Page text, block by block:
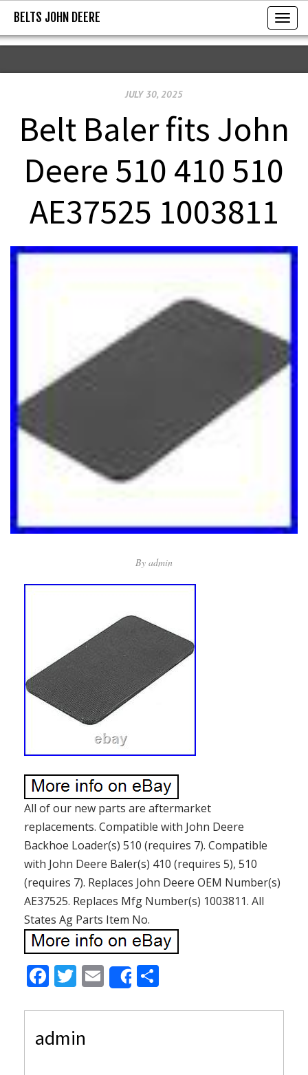
BELTS JOHN DEERE
T
o
g
n
v
t
BELTS JOHN DEERE
JULY 30, 2025
Belt Baler fits John
Deere 510 410 510
AE37525 1003811
By admin
All of our new parts are aftermarket
replacements. Compatible with John Deere
Backhoe Loader(s) 510 (requires 7). Compatible
with John Deere Baler(s) 410 (requires 5), 510
(requires 7). Replaces John Deere OEM Number(s)
AE37525. Replaces Mfg Number(s) 1003811. All
States Ag Parts Item No.
F
e
b
T
itt
er
E
m
ai
Share
ar
admin